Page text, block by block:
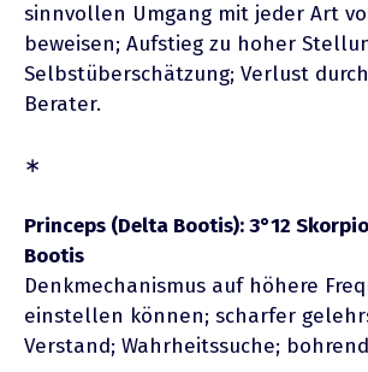
sinnvollen Umgang mit jeder Art
beweisen; Aufstieg zu hoher
Selbstüberschätzung; Verlust
Berater.
∗
Princeps (Delta Bootis): 3°12
Bootis
Denkmechanismus auf höhere
einstellen können; scharfer
Verstand; Wahrheitssuche;